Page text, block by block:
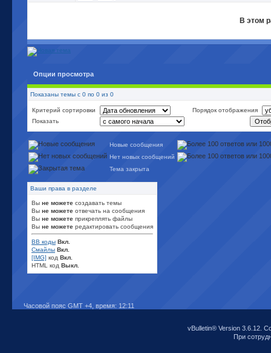
В этом
Опции просмотра
Показаны темы с 0 по 0 из 0
Критерий сортировки
Порядок отображения
Показать
Новые сообщения
Нет новых сообщений
Тема закрыта
Ваши права в разделе
Вы не можете создавать темы
Вы не можете отвечать на сообщения
Вы не можете прикреплять файлы
Вы не можете редактировать сообщения
BB коды Вкл.
Смайлы Вкл.
[IMG] код Вкл.
HTML код Выкл.
Часовой пояс GMT +4, время: 12:11
vBulletin® Version 3.6.12.
При